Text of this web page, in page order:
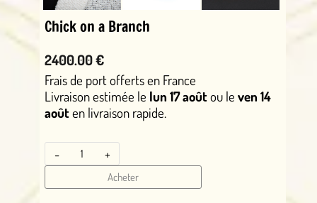
Chick on a Branch
2400.00 €
Frais de port offerts en France
Livraison estimée le lun 17 aoûtou le ven 14
aoûten livraison rapide.
- +
Acheter